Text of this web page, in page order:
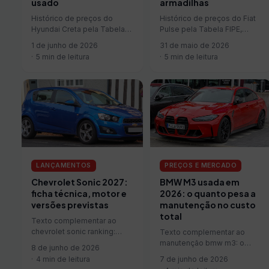
usado
Histórico de preços do
Hyundai Creta pela Tabela
modelo e qual versão usada
vale mais a pena hoje.
1 de junho de 2026
5 min de leitura
armadilhas
Histórico de preços do Fiat
Pulse pela Tabela FIPE,
modelo e qual versão usada
vale mais a pena hoje.
31 de maio de 2026
5 min de leitura
LANÇAMENTOS
Chevrolet Sonic 2027:
ficha técnica, motor e
versões previstas
Texto complementar ao
chevrolet sonic ranking:
versões previstas.
8 de junho de 2026
4 min de leitura
PREÇOS E MERCADO
BMW M3 usada em
2026: o quanto pesa a
manutenção no custo
total
Texto complementar ao
manutenção bmw m3: o
no custo total.
7 de junho de 2026